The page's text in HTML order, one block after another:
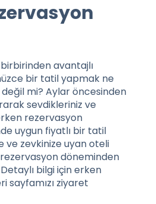
avantajlı
bir tatil yapmak ne
mi? Aylar öncesinden
sevdikleriniz ve
rezervasyon
uygun fiyatlı bir tatil
ve zevkinize uyan oteli
döneminden
bilgi içinerken
sayfamızı ziyaret